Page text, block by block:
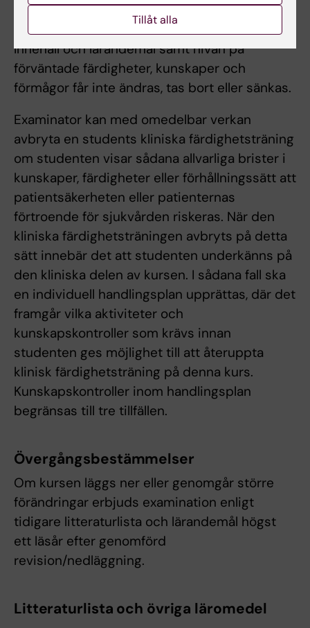
komplettering eller undantag från
obligatoriska utbildningsmoment, m.m.
Innehåll och lärandemål samt nivån på
förväntade färdigheter, kunskaper och
förmågor får inte ändras, tas bort eller sänkas.
Examinator kan med omedelbar verkan
avbryta en students kliniska färdighetsträning
om studenten visar sådana allvarliga brister i
kunskaper, färdigheter eller förhållningssätt att
patientsäkerheten eller patienternas
förtroende för sjukvården riskeras. När den
kliniska färdighetsträningen avbryts på detta
sätt innebär det att studenten underkänns på
den kliniska delen av kursen. I sådana fall ska
en individuell handlingsplan upprättas, där det
framgår vilka aktiviteter och
kunskapskontroller som krävs innan
studenten ges möjlighet till att återuppta
klinisk färdighetsträning på denna kurs.
Kunskapskontroller inom handlingsplan
begränsas till tre tillfällen.
Övergångsbestämmelser
Om kursen läggs ner eller genomgår större
förändringar erbjuds examination enligt
tidigare litteraturlista och lärandemål högst
ett läsår efter genomförd
revision/nedläggning.
Litteraturlista och övriga läromedel
Tillåt alla